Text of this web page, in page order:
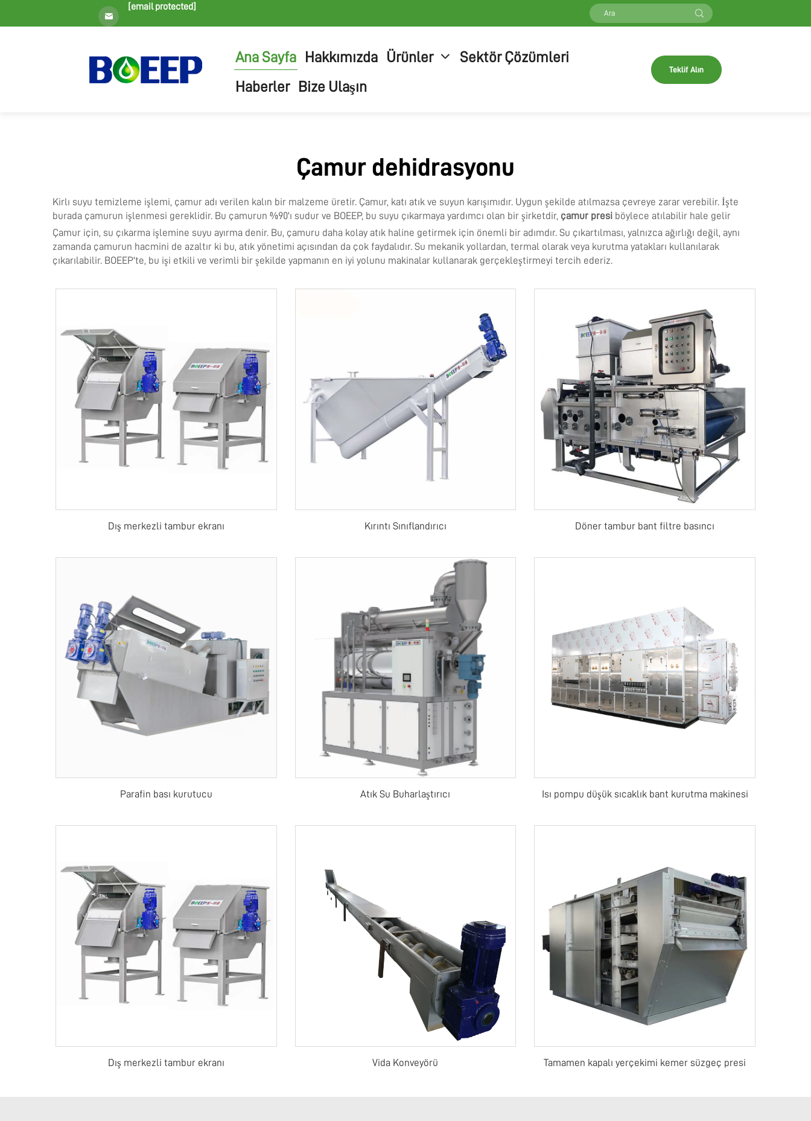
[email protected]
Ana Sayfa Hakkımızda Ürünler
Sektör Çözümleri
Haberler
Bize Ulaşın
Teklif Alın
Çamur dehidrasyonu
Kirlı suyu temizleme işlemi, çamur adı verilen kalın bir malzeme üretir. Çamur, katı atık ve suyun karışımıdır. Uygun şekilde atılmazsa çevreye zarar verebilir. İşte
burada çamurun işlenmesi gereklidir. Bu çamurun %90'ı sudur ve BOEEP, bu suyu çıkarmaya yardımcı olan bir şirketdir, çamur presi böylece atılabilir hale gelir
Çamur için, su çıkarma işlemine suyu ayırma denir. Bu, çamuru daha kolay atık haline getirmek için önemli bir adımdır. Su çıkartılması, yalnızca ağırlığı değil, aynı
zamanda çamurun hacmini de azaltır ki bu, atık yönetimi açısından da çok faydalıdır. Su mekanik yollardan, termal olarak veya kurutma yatakları kullanılarak
çıkarılabilir. BOEEP'te, bu işi etkili ve verimli bir şekilde yapmanın en iyi yolunu makinalar kullanarak gerçekleştirmeyi tercih ederiz.
Dış merkezli tambur ekranı Kırıntı Sınıflandırıcı Döner tambur bant filtre basıncı
Parafin bası kurutucu Atık Su Buharlaştırıcı Isı pompu düşük sıcaklık bant kurutma makinesi
Dış merkezli tambur ekranı Vida Konveyörü Tamamen kapalı yerçekimi kemer süzgeç presi